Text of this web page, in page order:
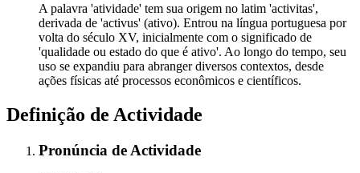
A palavra 'atividade' tem sua origem no latim 'activitas',
derivada de 'activus' (ativo). Entrou na língua portuguesa por
volta do século XV, inicialmente com o significado de
'qualidade ou estado do que é ativo'. Ao longo do tempo, seu
uso se expandiu para abranger diversos contextos, desde
ações físicas até processos econômicos e científicos.
Definição de Actividade
Pronúncia de Actividade